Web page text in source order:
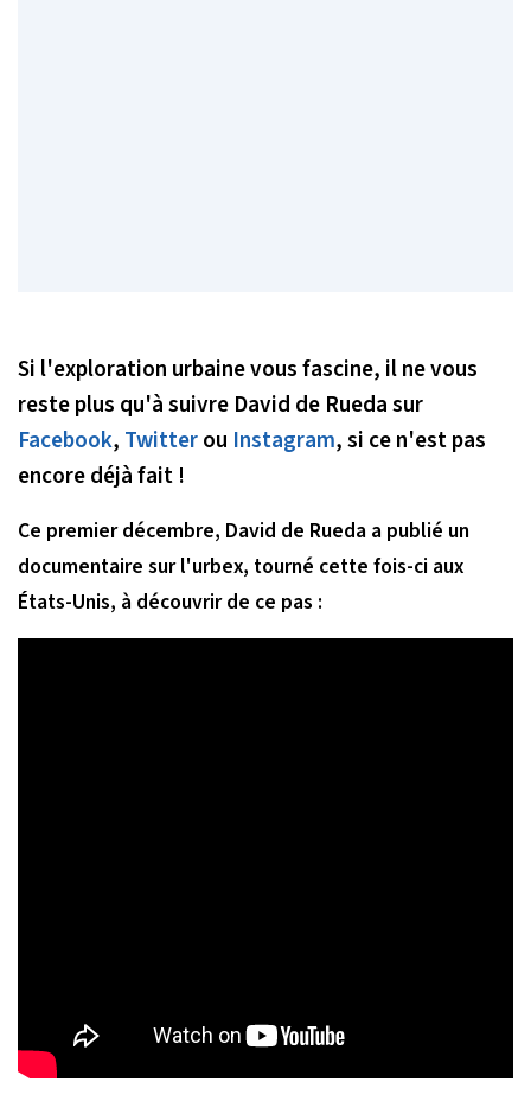
Si l'exploration urbaine vous fascine, il ne vous
reste plus qu'à suivre David de Rueda sur
Facebook, Twitterou Instagram, si ce n'est pas
encore déjà fait !
Ce premier décembre, David de Rueda a publié un
documentaire sur l'urbex, tourné cette fois-ci aux
États-Unis, à découvrir de ce pas :